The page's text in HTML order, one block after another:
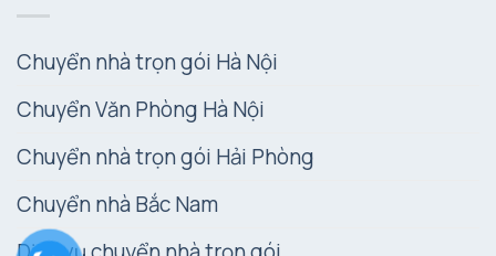
Chuyển nhà trọn gói Hà Nội
Chuyển Văn Phòng Hà Nội
Chuyển nhà trọn gói Hải Phòng
Chuyển nhà Bắc Nam